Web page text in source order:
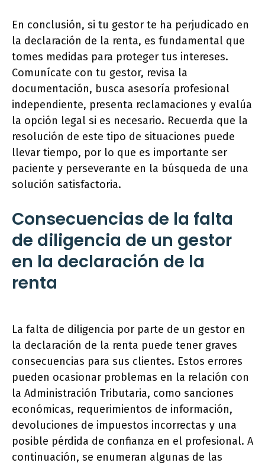
En conclusión, si tu gestor te ha perjudicado en
la declaración de la renta, es fundamental que
tomes medidas para proteger tus intereses.
Comunícate con tu gestor, revisa la
documentación, busca asesoría profesional
independiente, presenta reclamaciones y evalúa
la opción legal si es necesario. Recuerda que la
resolución de este tipo de situaciones puede
llevar tiempo, por lo que es importante ser
paciente y perseverante en la búsqueda de una
solución satisfactoria.
Consecuencias de la falta
de diligencia de un gestor
en la declaración de la
renta
La falta de diligencia por parte de un gestor en
la declaración de la renta puede tener graves
consecuencias para sus clientes. Estos errores
pueden ocasionar problemas en la relación con
la Administración Tributaria, como sanciones
económicas, requerimientos de información,
devoluciones de impuestos incorrectas y una
posible pérdida de confianza en el profesional. A
continuación, se enumeran algunas de las